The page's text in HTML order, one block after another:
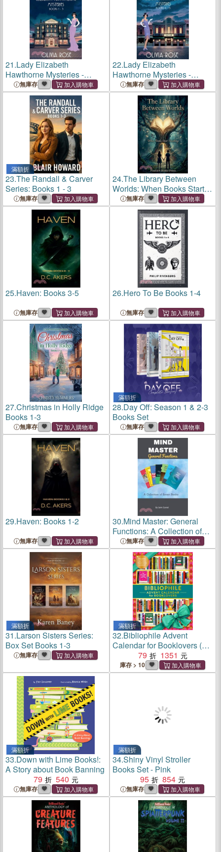
21.Lady Elizabeth
Hawthorne Mysteries -
Books 1-3
無庫存
22.Lady Elizabeth
Hawthorne Mysteries -
Books 4-6
無庫存
滿額折
23.The Randall & Carver
Series: Books 1 - 3
無庫存
24.The Library Between
Worlds: When Books Start
Breathing
無庫存
25.Haven: Books 3-5
無庫存
26.Hero To Be Books 1-4
無庫存
27.Christmas in Holly Ridge
Books 1-3
無庫存
滿額折
28.Day Off: Season 1 & 2-3
Books Set
無庫存
29.Haven: Books 1-2
無庫存
30.Mind Master: General
Functions: A Collection of
Seven Books
無庫存
滿額折
31.Larson Sisters Series:
Box Set Books 1-3
無庫存
滿額折
32.Bibliophile Advent
Calendar for Booklovers (降
79 1351
庫存 > 10
滿額折
33.Down with Lime Books!:
A Story about Book Banning
79
540
無庫存
滿額折
34.Shiny Vinyl Stroller
Books Set - Pink
95
854
無庫存